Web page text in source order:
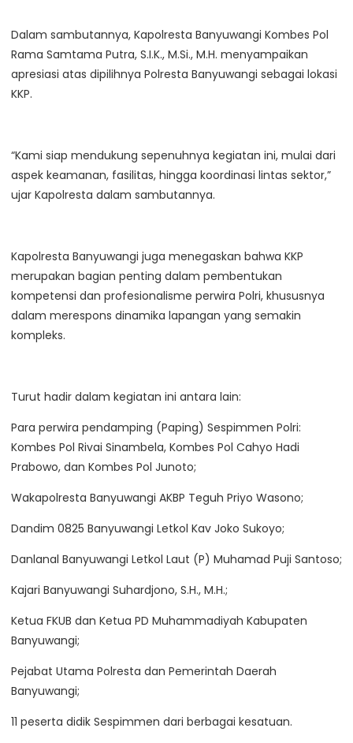
Dalam sambutannya, Kapolresta Banyuwangi Kombes Pol
Rama Samtama Putra, S.I.K., M.Si., M.H. menyampaikan
apresiasi atas dipilihnya Polresta Banyuwangi sebagai lokasi
KKP.
“Kami siap mendukung sepenuhnya kegiatan ini, mulai dari
aspek keamanan, fasilitas, hingga koordinasi lintas sektor,”
ujar Kapolresta dalam sambutannya.
Kapolresta Banyuwangi juga menegaskan bahwa KKP
merupakan bagian penting dalam pembentukan
kompetensi dan profesionalisme perwira Polri, khususnya
dalam merespons dinamika lapangan yang semakin
kompleks.
Turut hadir dalam kegiatan ini antara lain:
Para perwira pendamping (Paping) Sespimmen Polri:
Kombes Pol Rivai Sinambela, Kombes Pol Cahyo Hadi
Prabowo, dan Kombes Pol Junoto;
Wakapolresta Banyuwangi AKBP Teguh Priyo Wasono;
Dandim 0825 Banyuwangi Letkol Kav Joko Sukoyo;
Danlanal Banyuwangi Letkol Laut (P) Muhamad Puji Santoso;
Kajari Banyuwangi Suhardjono, S.H., M.H.;
Ketua FKUB dan Ketua PD Muhammadiyah Kabupaten
Banyuwangi;
Pejabat Utama Polresta dan Pemerintah Daerah
Banyuwangi;
11 peserta didik Sespimmen dari berbagai kesatuan.